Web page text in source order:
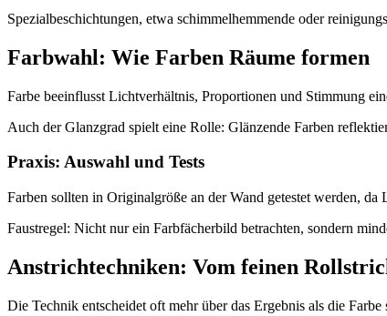
Spezialbeschichtungen, etwa schimmelhemmende oder
Farbwahl: Wie Farben Räume formen
Farbe beeinflusst Lichtverhältnis, Proportionen und Stimmung
Auch der Glanzgrad spielt eine Rolle: Glänzende Farben
Praxis: Auswahl und Tests
Farben sollten in Originalgröße an der Wand getestet werden, da
Faustregel: Nicht nur ein Farbfächerbild betrachten, sondern
Anstrichtechniken: Vom feinen
Die Technik entscheidet oft mehr über das Ergebnis als die